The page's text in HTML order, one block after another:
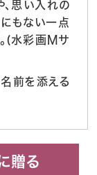
思い入れの
もない一点
(水彩画Mサ
前を添える
贈る